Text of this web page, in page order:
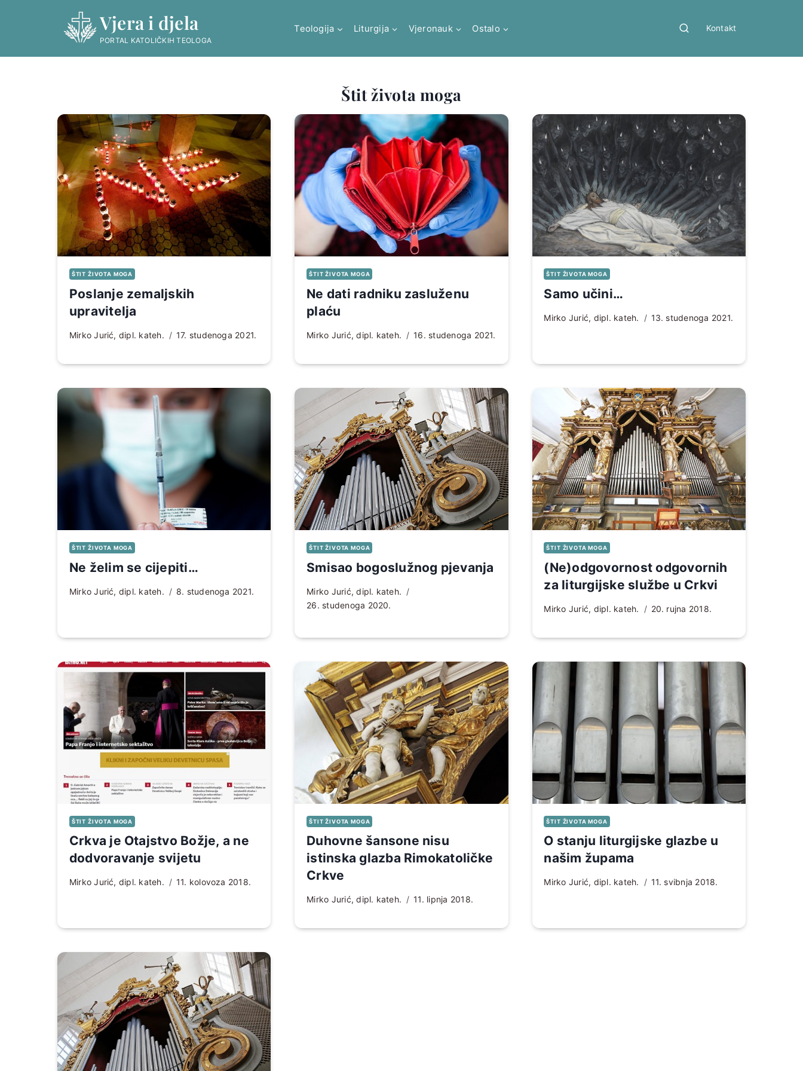
Vjera i djela
PORTAL KATOLIČKIH TEOLOGA
Teologija Liturgija Vjeronauk Ostalo Kontakt
Štit života moga
ŠTIT ŽIVOTA MOGA
Poslanje zemaljskih
upravitelja
Mirko Jurić, dipl. kateh. 17. studenoga 2021.
ŠTIT ŽIVOTA MOGA
Ne dati radniku zasluženu
plaću
Mirko Jurić, dipl. kateh. 16. studenoga 2021.
ŠTIT ŽIVOTA MOGA
Samo učini…
Mirko Jurić, dipl. kateh. 13. studenoga 2021.
ŠTIT ŽIVOTA MOGA
Ne želim se cijepiti…
Mirko Jurić, dipl. kateh. 8. studenoga 2021.
ŠTIT ŽIVOTA MOGA
Smisao bogoslužnog pjevanja
Mirko Jurić, dipl. kateh.
26. studenoga 2020.
ŠTIT ŽIVOTA MOGA
(Ne)odgovornost odgovornih
za liturgijske službe u Crkvi
Mirko Jurić, dipl. kateh. 20. rujna 2018.
ŠTIT ŽIVOTA MOGA
Crkva je Otajstvo Božje, a ne
dodvoravanje svijetu
Mirko Jurić, dipl. kateh. 11. kolovoza 2018.
ŠTIT ŽIVOTA MOGA
Duhovne šansone nisu
istinska glazba Rimokatoličke
Crkve
Mirko Jurić, dipl. kateh. 11. lipnja 2018.
ŠTIT ŽIVOTA MOGA
O stanju liturgijske glazbe u
našim župama
Mirko Jurić, dipl. kateh. 11. svibnja 2018.